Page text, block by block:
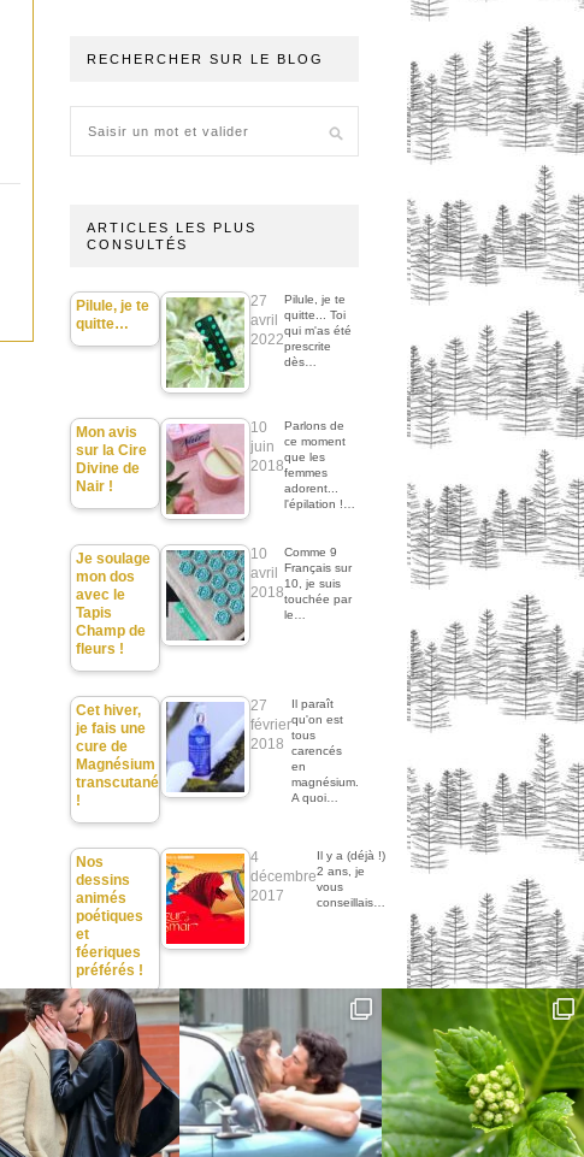
RECHERCHER SUR LE BLOG
ARTICLES LES PLUS
CONSULTÉS
Pilule, je te
quitte…
27
avril
2022
Pilule, je te
quitte... Toi
qui m'as été
prescrite
dès…
Mon avis
sur la Cire
Divine de
Nair !
10
juin
2018
Parlons de
ce moment
que les
femmes
adorent...
l'épilation !…
Je soulage
mon dos
avec le
Tapis
Champ de
fleurs !
10
avril
2018
Comme 9
Français sur
10, je suis
touchée par
le…
Cet hiver,
je fais une
cure de
Magnésium
transcutané
!
27
février
2018
Il paraît
qu'on est
tous
carencés
en
magnésium.
A quoi…
Nos
dessins
animés
poétiques
et
féeriques
préférés !
4
décembre
2017
Il y a (déjà !)
2 ans, je
vous
conseillais…